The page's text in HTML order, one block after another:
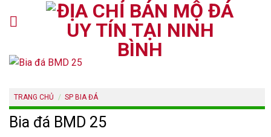
TRANG CHỦ / SP BIA ĐÁ
Bia đá BMD 25